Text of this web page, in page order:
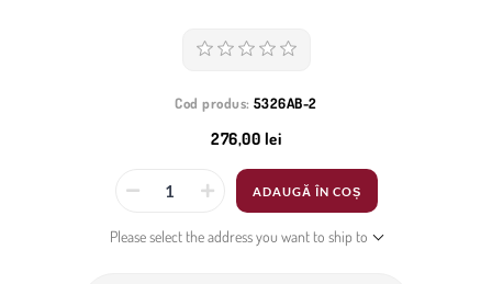
Cod produs: 5326AB-2
276,00 lei
ADAUGĂ ÎN COȘ
Please select the address you want to ship to